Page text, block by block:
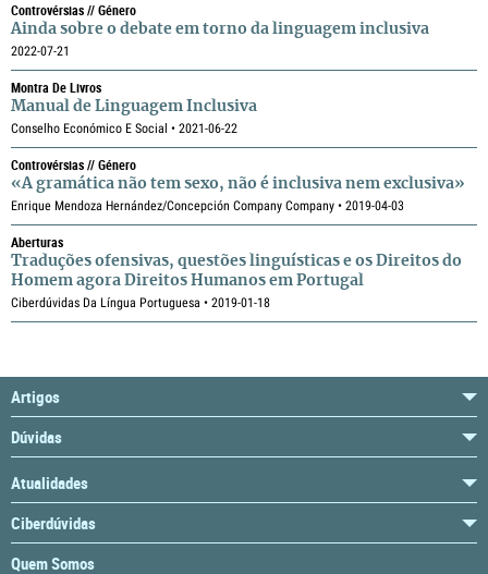
Controvérsias // Género
Ainda sobre o debate em torno da linguagem inclusiva
2022-07-21
Montra De Livros
Manual de Linguagem Inclusiva
Conselho Económico E Social • 2021-06-22
Controvérsias // Género
«A gramática não tem sexo, não é inclusiva nem exclusiva»
Enrique Mendoza Hernández/Concepción Company Company • 2019-04-03
Aberturas
Traduções ofensivas, questões linguísticas e os Direitos do
Homem agora Direitos Humanos em Portugal
Ciberdúvidas Da Língua Portuguesa • 2019-01-18
Artigos
Dúvidas
Atualidades
Ciberdúvidas
Quem Somos